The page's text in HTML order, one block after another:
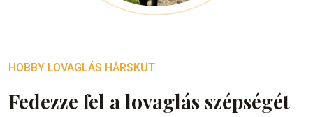
HOBBY LOVAGLÁS HÁRSKUT
Fedezze fel a lovaglás szépségét